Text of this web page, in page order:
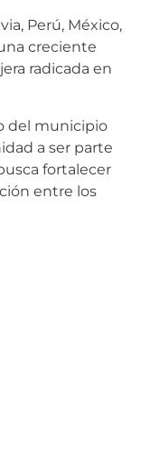
Perú, México,
creciente
radicada en
del municipio
a ser parte
fortalecer
entre los